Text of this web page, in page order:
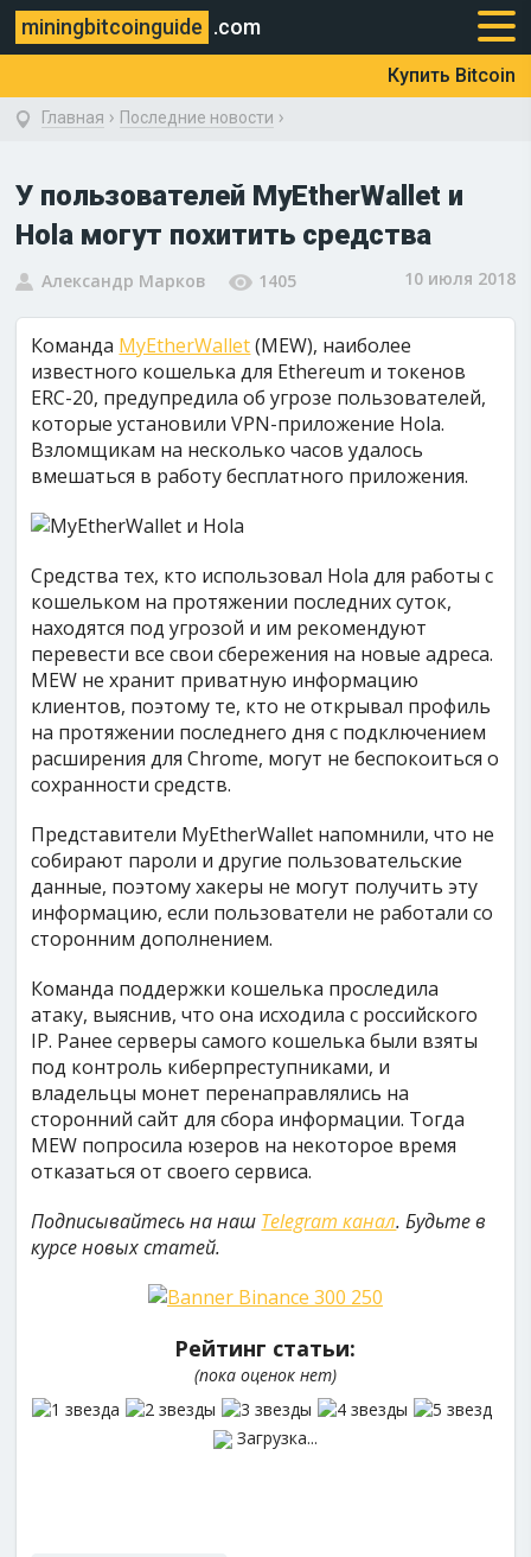
miningbitcoinguide .com
Купить Bitcoin
Главная › Последние новости ›
У пользователей MyEtherWallet и
Hola могут похитить средства
Александр Марков 1405 10 июля 2018
Команда MyEtherWallet(MEW), наиболее
известного кошелька для Ethereum и токенов
ERC-20, предупредила об угрозе пользователей,
которые установили VPN-приложение Hola.
Взломщикам на несколько часов удалось
вмешаться в работу бесплатного приложения.
Средства тех, кто использовал Hola для работы с
кошельком на протяжении последних суток,
находятся под угрозой и им рекомендуют
перевести все свои сбережения на новые адреса.
MEW не хранит приватную информацию
клиентов, поэтому те, кто не открывал профиль
на протяжении последнего дня с подключением
расширения для Chrome, могут не беспокоиться о
сохранности средств.
Представители MyEtherWallet напомнили, что не
собирают пароли и другие пользовательские
данные, поэтому хакеры не могут получить эту
информацию, если пользователи не работали со
сторонним дополнением.
Команда поддержки кошелька проследила
атаку, выяснив, что она исходила с российского
IP. Ранее серверы самого кошелька были взяты
под контроль киберпреступниками, и
владельцы монет перенаправлялись на
сторонний сайт для сбора информации. Тогда
MEW попросила юзеров на некоторое время
отказаться от своего сервиса.
Подписывайтесь на наш Telegram канал. Будьте в
курсе новых статей.
Рейтинг статьи:
(пока оценок нет)
Загрузка...